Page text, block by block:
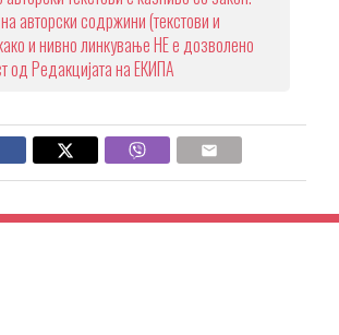
авторски содржини (текстови и
и нивно линкување НЕ е дозволено
од Редакцијата на ЕКИПА